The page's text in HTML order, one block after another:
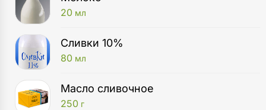
20 мл
Сливки 10%
80 мл
Масло сливочное
250 г